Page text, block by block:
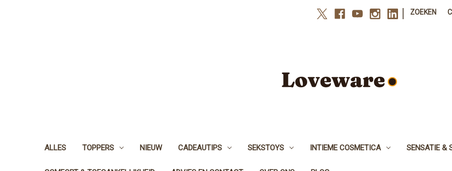
ZOEKEN
ALLES TOPPERS NIEUW CADEAUTIPS SEKSTOYS INTIEME COSMETICA SENSATIE &